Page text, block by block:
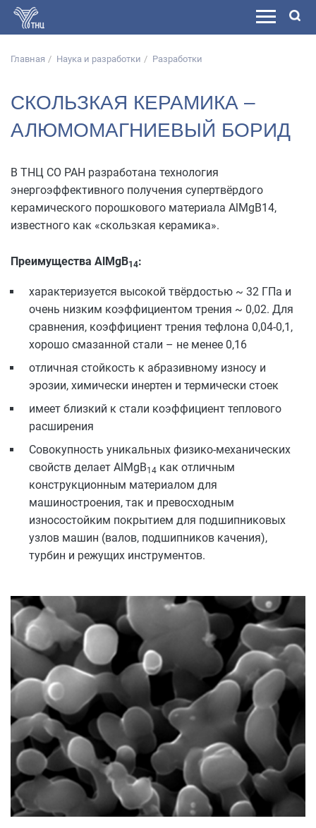
Главная Наука и разработки Разработки
СКОЛЬЗКАЯ КЕРАМИКА –
АЛЮМОМАГНИЕВЫЙ БОРИД
В ТНЦ СО РАН разработана технология
энергоэффективного получения супертвёрдого
керамического порошкового материала AlMgB14,
известного как «скользкая керамика».
Преимущества AlMgB14:
характеризуется высокой твёрдостью ~ 32 ГПа и
очень низким коэффициентом трения ~ 0,02. Для
сравнения, коэффициент трения тефлона 0,04-0,1,
хорошо смазанной стали – не менее 0,16
отличная стойкость к абразивному износу и
эрозии, химически инертен и термически стоек
имеет близкий к стали коэффициент теплового
расширения
Совокупность уникальных физико-механических
свойств делает AlMgB14 как отличным
конструкционным материалом для
машиностроения, так и превосходным
износостойким покрытием для подшипниковых
узлов машин (валов, подшипников качения),
турбин и режущих инструментов.